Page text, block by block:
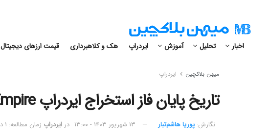
اخبار تحلیل آموزش ایردراپ هک و کلاهبرداری قیمت ارزهای دیجیتال
میهن بلاکچین ایردراپ
تاریخ پایان فاز استخراج ایردراپ X Empire اعلام شد
نگارش:‌ پوریا هاشم‌تبار ۱۳ شهریور ۱۴۰۳ - ۱۳:۰۰ در ایردراپ زمان مطالعه: ۱ دقیقه